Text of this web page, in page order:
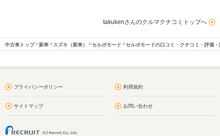
takukenさんのクルマクチコミトップへ
中古車トップ 新車 スズキ（新車） セルボモード セルボモードの口コミ・クチコミ・評価
プライバシーポリシー 利用規約
サイトマップ お問い合わせ